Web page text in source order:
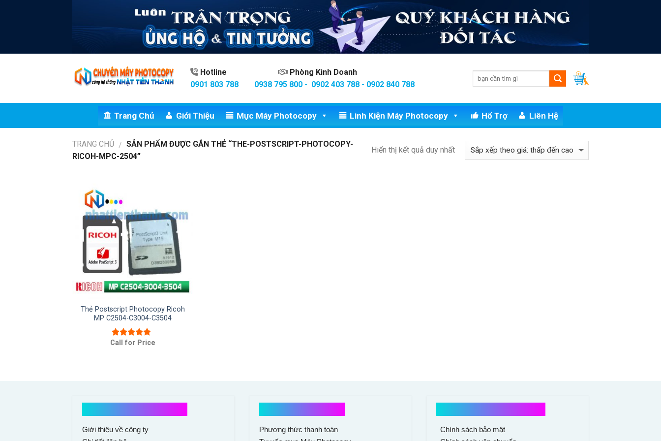
Hotline
Phòng Kinh Doanh
0901 803 788
0938 795 800 - 0902 403 788 - 0902 840 788
Trang Chủ Giới Thiệu Mực Máy Photocopy Linh Kiện Máy Photocopy Hổ Trợ Liên Hệ
TRANG CHỦ / SẢN PHẨM ĐƯỢC GẮN THẺ “THE-POSTSCRIPT-PHOTOCOPY-
RICOH-MPC-2504”
Hiển thị kết quả duy nhất
Thẻ Postscript Photocopy Ricoh
MP C2504-C3004-C3504
Được xếp
Call for Price
Giới thiệu về công ty
Phương thức thanh toán
Chính sách bảo mật